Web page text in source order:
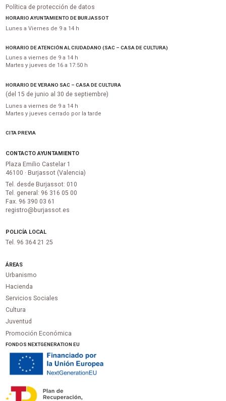
Política de protección de datos
HORARIO AYUNTAMIENTO DE BURJASSOT
Lunes a Viernes de 9 a 14 h
HORARIO DE ATENCIÓN AL CIUDADANO (SAC – CASA DE CULTURA)
Lunes a viernes de 9 a 14 h
Martes y jueves de 16 a 17:50 h
HORARIO DE VERANO SAC – CASA DE CULTURA
(del 15 de junio al 30 de septiembre)
Lunes a viernes de 9 a 14 h
Martes y jueves cerrado por la tarde
CITA PREVIA
CONTACTO AYUNTAMIENTO
Plaza Emilio Castelar 1
46100 · Burjassot (Valencia)
Tel. desde Burjassot: 010
Tel. general: 96 316 05 00
Fax. 96 390 03 61
registro@burjassot.es
POLICÍA LOCAL
Tel. 96 364 21 25
ÁREAS
Urbanismo
Hacienda
Servicios Sociales
Cultura
Juventud
Promoción Económica
FONDOS NEXTGENERATION EU